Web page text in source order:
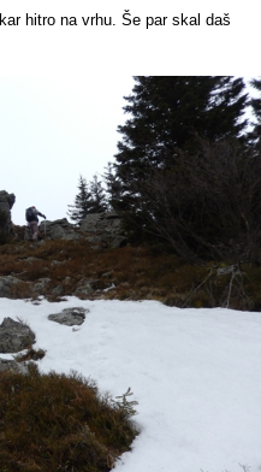
hitro na vrhu. Še par skal daš